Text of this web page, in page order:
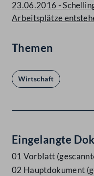
23.06.2016 -
Arbeitsplätze
Themen
Wirtschaft
Eingelangte
01 Vorblatt
02 Hauptdokument